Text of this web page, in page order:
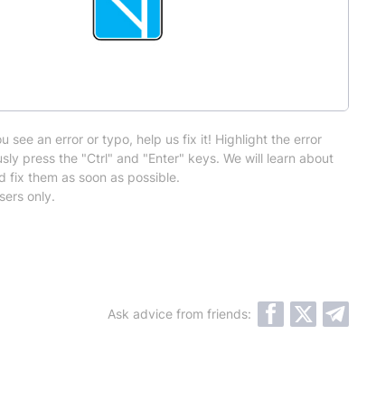
see an error or typo, help us fix it! Highlight the error
press the "Ctrl" and "Enter" keys. We will learn about
fix them as soon as possible.
only.
Ask advice from friends: